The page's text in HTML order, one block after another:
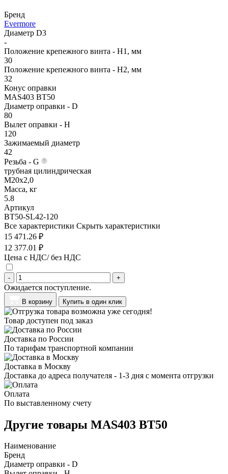
Бренд
Evermore
Диаметр D3
-
Положение крепежного винта - H1, мм
30
Положение крепежного винта - H2, мм
32
Конус оправки
MAS403 BT50
Диаметр оправки - D
80
Вылет оправки - H
120
Зажимаемый диаметр
42
Резьба - G
трубная цилиндрическая
M20x2,0
Масса, кг
5.8
Артикул
BT50-SL42-120
Все характеристики Скрыть характеристики
15 471.26 ₽
12 377.01 ₽
Цена с НДС/ без НДС
- +
Ожидается поступление.
В корзину Купить в один клик
Товар доступен под заказ
Доставка по России
По тарифам транспортной компании
Доставка в Москву
Доставка до адреса получателя - 1-3 дня с момента отгрузки
Оплата
По выставленному счету
Другие товары MAS403 BT50
Наименование
Бренд
Диаметр оправки - D